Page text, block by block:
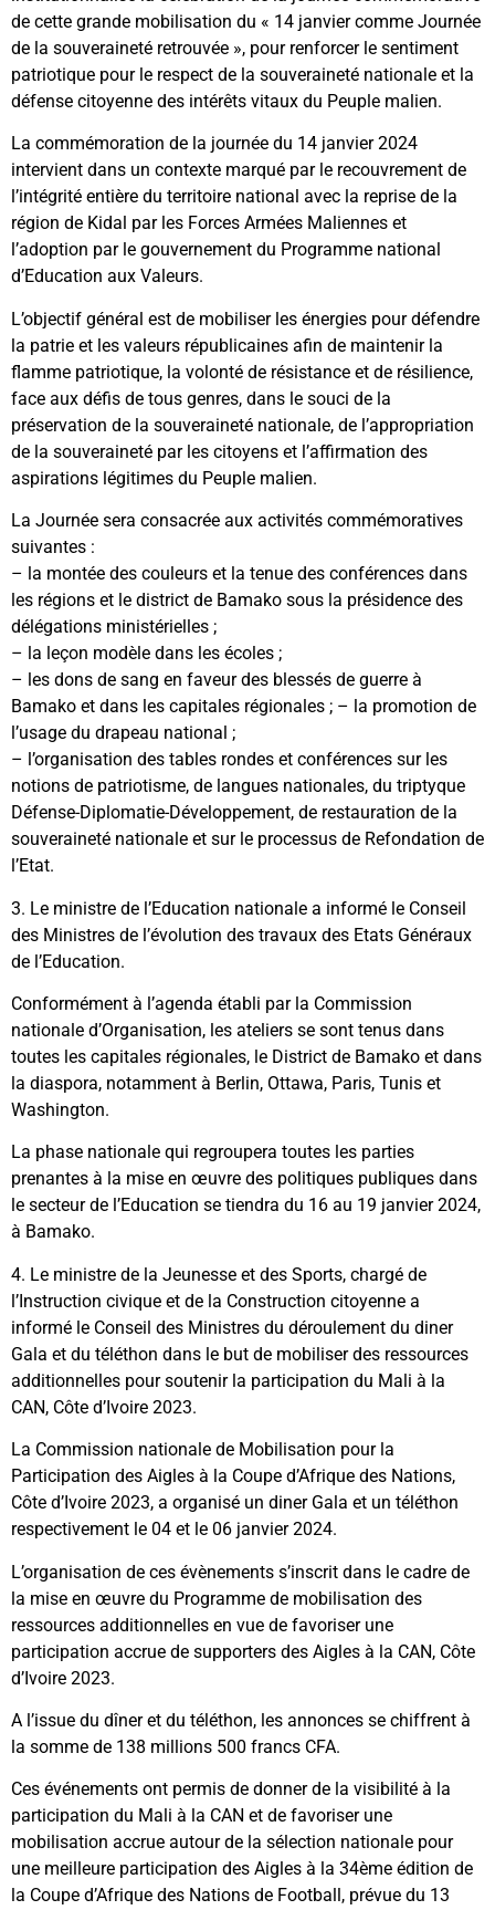
de cette grande mobilisation du « 14 janvier comme Journée
de la souveraineté retrouvée », pour renforcer le sentiment
patriotique pour le respect de la souveraineté nationale et la
défense citoyenne des intérêts vitaux du Peuple malien.
La commémoration de la journée du 14 janvier 2024
intervient dans un contexte marqué par le recouvrement de
l’intégrité entière du territoire national avec la reprise de la
région de Kidal par les Forces Armées Maliennes et
l’adoption par le gouvernement du Programme national
d’Education aux Valeurs.
L’objectif général est de mobiliser les énergies pour défendre
la patrie et les valeurs républicaines afin de maintenir la
flamme patriotique, la volonté de résistance et de résilience,
face aux défis de tous genres, dans le souci de la
préservation de la souveraineté nationale, de l’appropriation
de la souveraineté par les citoyens et l’affirmation des
aspirations légitimes du Peuple malien.
La Journée sera consacrée aux activités commémoratives
suivantes :
– la montée des couleurs et la tenue des conférences dans
les régions et le district de Bamako sous la présidence des
délégations ministérielles ;
– la leçon modèle dans les écoles ;
– les dons de sang en faveur des blessés de guerre à
Bamako et dans les capitales régionales ; – la promotion de
l’usage du drapeau national ;
– l’organisation des tables rondes et conférences sur les
notions de patriotisme, de langues nationales, du triptyque
Défense-Diplomatie-Développement, de restauration de la
souveraineté nationale et sur le processus de Refondation de
l’Etat.
3. Le ministre de l’Education nationale a informé le Conseil
des Ministres de l’évolution des travaux des Etats Généraux
de l’Education.
Conformément à l’agenda établi par la Commission
nationale d’Organisation, les ateliers se sont tenus dans
toutes les capitales régionales, le District de Bamako et dans
la diaspora, notamment à Berlin, Ottawa, Paris, Tunis et
Washington.
La phase nationale qui regroupera toutes les parties
prenantes à la mise en œuvre des politiques publiques dans
le secteur de l’Education se tiendra du 16 au 19 janvier 2024,
à Bamako.
4. Le ministre de la Jeunesse et des Sports, chargé de
l’Instruction civique et de la Construction citoyenne a
informé le Conseil des Ministres du déroulement du diner
Gala et du téléthon dans le but de mobiliser des ressources
additionnelles pour soutenir la participation du Mali à la
CAN, Côte d’Ivoire 2023.
La Commission nationale de Mobilisation pour la
Participation des Aigles à la Coupe d’Afrique des Nations,
Côte d’Ivoire 2023, a organisé un diner Gala et un téléthon
respectivement le 04 et le 06 janvier 2024.
L’organisation de ces évènements s’inscrit dans le cadre de
la mise en œuvre du Programme de mobilisation des
ressources additionnelles en vue de favoriser une
participation accrue de supporters des Aigles à la CAN, Côte
d’Ivoire 2023.
A l’issue du dîner et du téléthon, les annonces se chiffrent à
la somme de 138 millions 500 francs CFA.
Ces événements ont permis de donner de la visibilité à la
participation du Mali à la CAN et de favoriser une
mobilisation accrue autour de la sélection nationale pour
une meilleure participation des Aigles à la 34ème édition de
la Coupe d’Afrique des Nations de Football, prévue du 13